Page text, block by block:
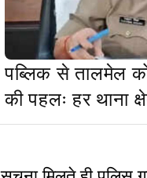
पब्लिक से तालमेल
की पहलः हर थाना
मुहल्ला